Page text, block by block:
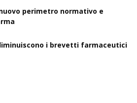
perimetro normativo e
i brevetti farmaceutici